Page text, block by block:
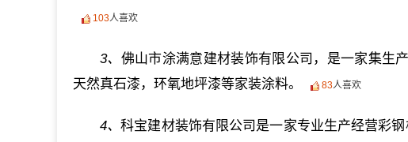
103人喜欢
3、 佛山市涂满意建材装饰有限公司，是一家集生
天然真石漆，环氧地坪漆等家装涂料。
83人喜欢
4、科宝建材装饰有限公司是一家专业生产经营彩